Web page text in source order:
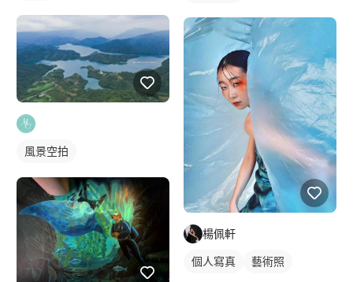
風景空拍
楊佩軒
個人寫真 藝術照